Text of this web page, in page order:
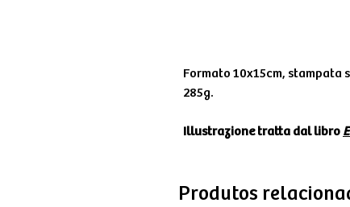
Formato 10x15cm, stampata
285g.
Illustrazione tratta dal libro
Produtos